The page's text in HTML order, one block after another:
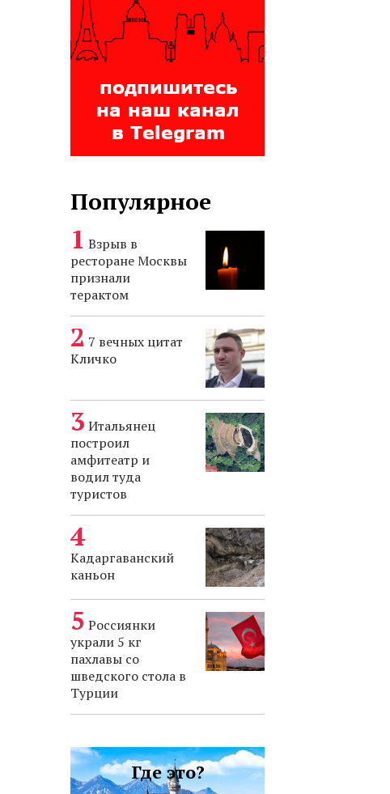
Популярное
Взрыв в
ресторане Москвы
признали
терактом
7 вечных цитат
Кличко
Итальянец
построил
амфитеатр и
водил туда
туристов
Кадаргаванский
каньон
Россиянки
украли 5 кг
пахлавы со
шведского стола в
Турции
Где это?